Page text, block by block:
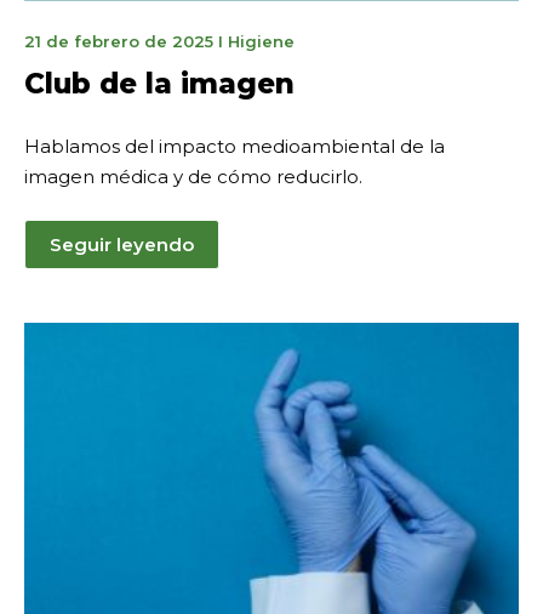
21 de febrero de 20255
2026
I Higiene
Club de la imagen
Hablamos del impacto medioambiental de la
imagen médica y de cómo reducirlo.
Seguir leyendo